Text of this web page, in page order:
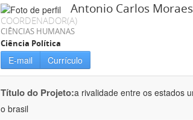
Antonio Carlos
COORDENADOR(A)
CIÊNCIAS HUMANAS
Ciência Política
E-mail Currículo
Título do Projeto:a rivalidade entre os estados
o brasil